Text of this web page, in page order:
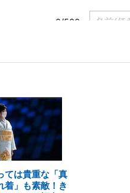
ては貴重な「真
着」も素敵！き